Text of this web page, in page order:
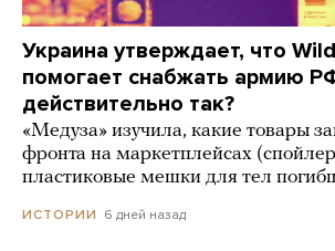
Украина утверждает, что
помогает снабжать армию
действительно так?
«Медуза» изучила, какие товары
фронта на маркетплейсах
пластиковые мешки для тел
ИСТОРИИ 6 дней назад